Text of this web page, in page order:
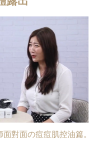
對面の痘痘肌控油篇。